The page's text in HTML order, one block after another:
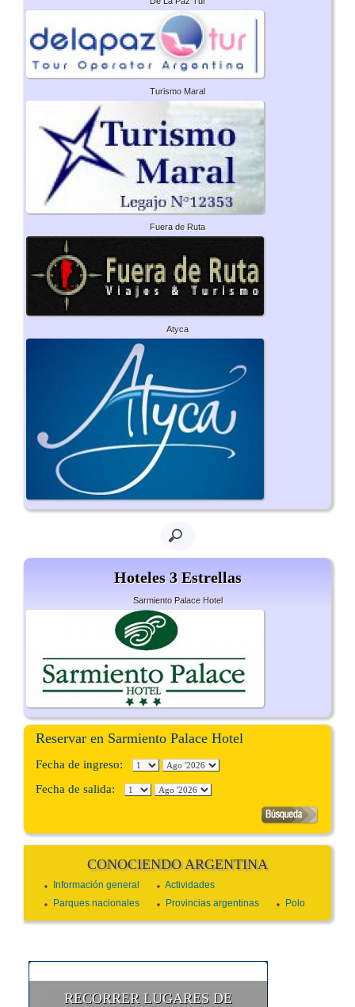
Turismo Maral
Fuera de Ruta
Atyca
Hoteles 3 Estrellas
Sarmiento Palace Hotel
Reservar en Sarmiento Palace Hotel
Fecha de ingreso:
Fecha de salida:
CONOCIENDO ARGENTINA
Información general
Actividades
Parques nacionales
Provincias argentinas Polo
RECORRER LUGARES DE